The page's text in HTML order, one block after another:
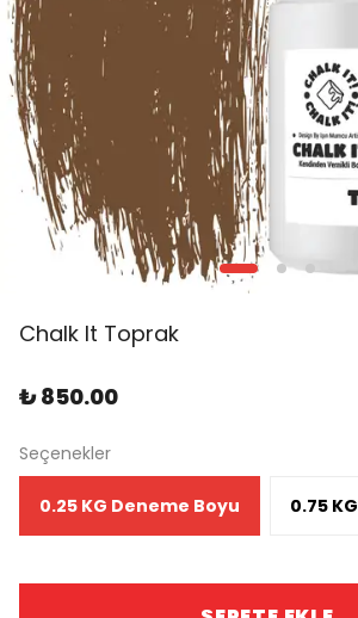
Chalk It Toprak
₺ 850.00
Seçenekler
0.25 KG Deneme Boyu 0.75 KG